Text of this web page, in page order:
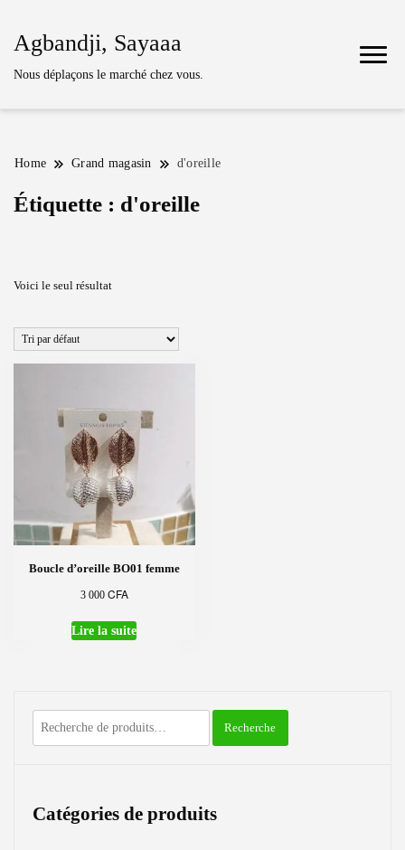
Agbandji, Sayaaa
Nous déplaçons le marché chez vous.
Home Grand magasin d'oreille
Étiquette : d'oreille
Voici le seul résultat
Boucle d’oreille BO01 femme
3 000 CFA
Lire la suite
Recherche
Catégories de produits